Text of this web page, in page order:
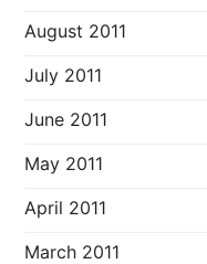
August 2011
July 2011
June 2011
May 2011
April 2011
March 2011